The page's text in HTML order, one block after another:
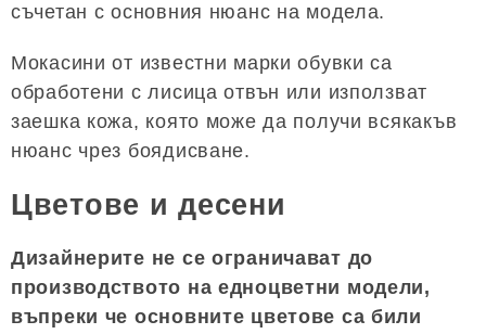
съчетан с основния нюанс на модела.
Мокасини от известни марки обувки са
обработени с лисица отвън или използват
заешка кожа, която може да получи всякакъв
нюанс чрез боядисване.
Цветове и десени
Дизайнерите не се ограничават до
производството на едноцветни модели,
въпреки че основните цветове са били